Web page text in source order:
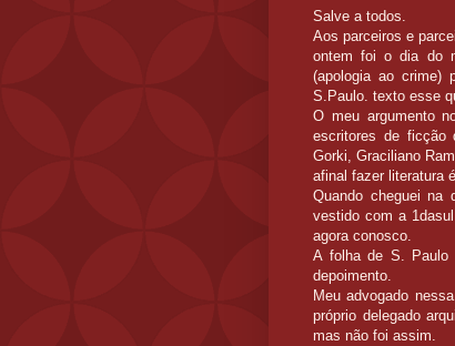
Salve a todos.
Aos parceiros e
ontem foi o dia do
(apologia ao crime)
S.Paulo. texto esse
O meu argumento
escritores de ficção
Gorki, Graciliano
afinal fazer literatura
Quando cheguei na
vestido com a
agora conosco.
A folha de S. Paulo
depoimento.
Meu advogado
próprio delegado
mas não foi assim.